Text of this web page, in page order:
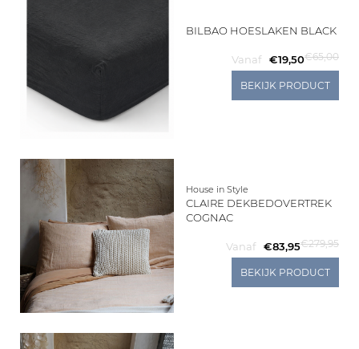
BILBAO HOESLAKEN BLACK
Vanaf €19,50€65,00
BEKIJK PRODUCT
House in Style
CLAIRE DEKBEDOVERTREK
COGNAC
Vanaf €83,95€279,95
BEKIJK PRODUCT